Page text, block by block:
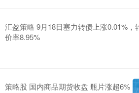
汇盈策略 9月18日塞力转债上涨0.01%，
价率8.95%
策略股 国内商品期货收盘 瓶片涨超6%